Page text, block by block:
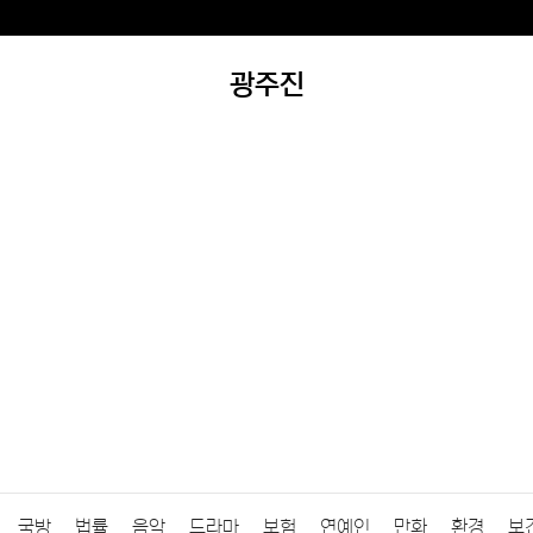
광주진
국방 법률 음악 드라마 보험 연예인 만화 환경 보